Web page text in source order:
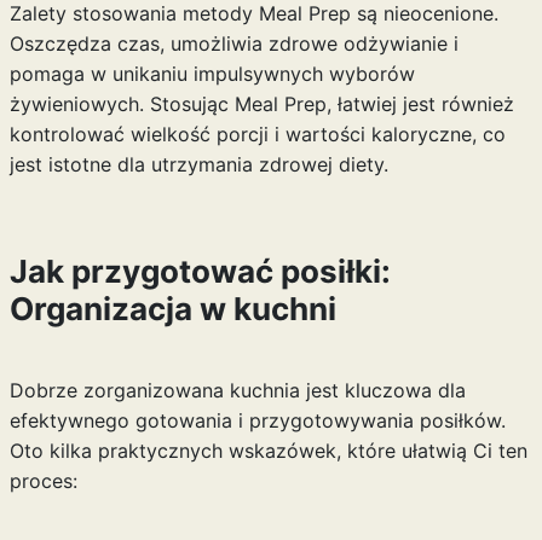
Zalety stosowania metody Meal Prep są nieocenione.
Oszczędza czas, umożliwia zdrowe odżywianie i
pomaga w unikaniu impulsywnych wyborów
żywieniowych. Stosując Meal Prep, łatwiej jest również
kontrolować wielkość porcji i wartości kaloryczne, co
jest istotne dla utrzymania zdrowej diety.
Jak przygotować posiłki:
Organizacja w kuchni
Dobrze zorganizowana kuchnia jest kluczowa dla
efektywnego gotowania i przygotowywania posiłków.
Oto kilka praktycznych wskazówek, które ułatwią Ci ten
proces: